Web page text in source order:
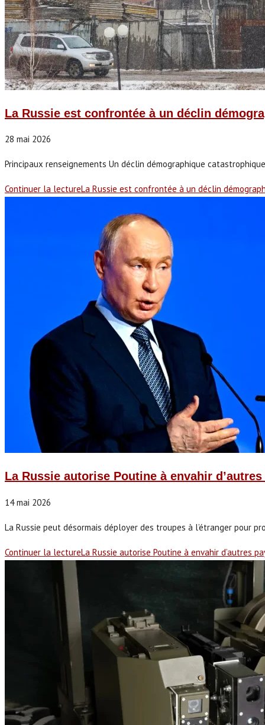
La Russie est confrontée à un déclin
28 mai 2026
Principaux renseignements Un déclin démographique
Continuer la lectureLa Russie est confrontée à un déclin
La Russie autorise Poutine à envahir
14 mai 2026
La Russie peut désormais déployer des troupes à l’étranger pour
Continuer la lectureLa Russie autorise Poutine à envahir d’autres